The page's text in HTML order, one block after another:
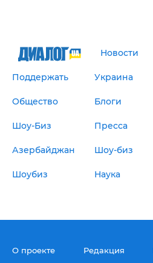
Новости
Поддержать Украина
Общество Блоги
Шоу-Биз Пресса
Азербайджан Шоу-биз
Шоубиз Наука
О проекте Редакция